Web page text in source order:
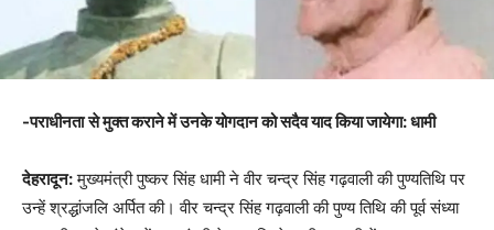
-पराधीनता से मुक्त कराने में उनके योगदान को सदैव याद किया जायेगा: धामी
देहरादून:मुख्यमंत्री पुष्कर सिंह धामी ने वीर चन्द्र सिंह गढ़वाली की पुण्यतिथि पर
उन्हें श्रद्धांजलि अर्पित की। वीर चन्द्र सिंह गढ़वाली की पुण्य तिथि की पूर्व संध्या